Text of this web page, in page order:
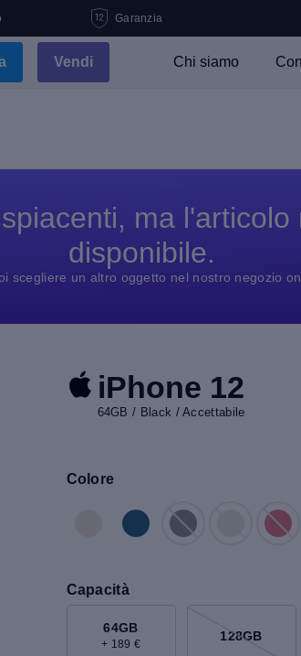
Garanzia
Vendi Chi siamo
ma l'articolo
disponibile.
scegliere un altro oggetto nel nostro negozio
iPhone 12
64GB / Black / Accettabile
Colore
Capacità
64GB
+ 189 €
128GB